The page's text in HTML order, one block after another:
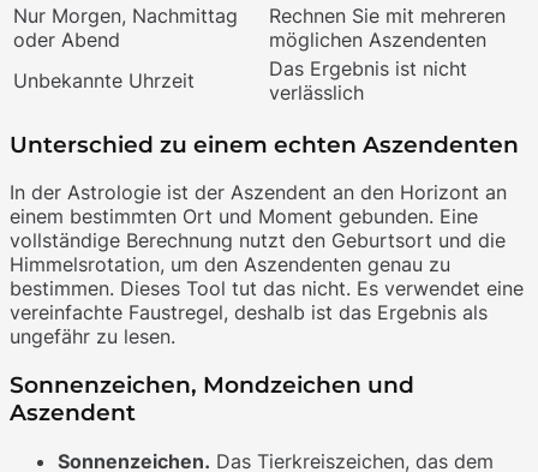
Nur Morgen, Nachmittag
oder Abend
Rechnen Sie mit mehreren
möglichen Aszendenten
Unbekannte Uhrzeit
Das Ergebnis ist nicht
verlässlich
Unterschied zu einem echten Aszendenten
In der Astrologie ist der Aszendent an den Horizont an
einem bestimmten Ort und Moment gebunden. Eine
vollständige Berechnung nutzt den Geburtsort und die
Himmelsrotation, um den Aszendenten genau zu
bestimmen. Dieses Tool tut das nicht. Es verwendet eine
vereinfachte Faustregel, deshalb ist das Ergebnis als
ungefähr zu lesen.
Sonnenzeichen, Mondzeichen und
Aszendent
Sonnenzeichen. Das Tierkreiszeichen, das dem